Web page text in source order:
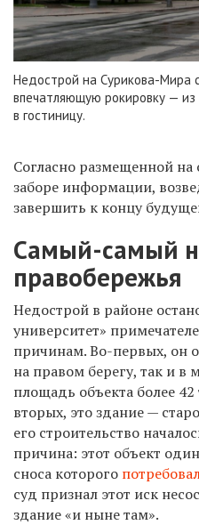
Недострой на Сурикова-Мира
впечатляющую рокировку — из
в гостиницу.
Согласно размещенной
заборе информации,
завершить к концу
Самый-самый
правобережья
Недострой в районе
университет»
причинам. Во-первых, он
на правом берегу, так и в
площадь объекта более
вторых, это здание —
его строительство
причина: этот объект
сноса которого
суд признал этот иск
здание «и ныне там».